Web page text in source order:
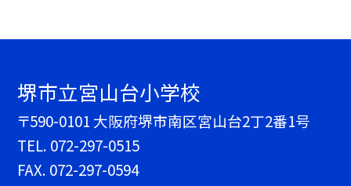
堺市立宮山台小学校
〒590-0101 大阪府堺市南区宮山台2丁2番1号
TEL. 072-297-0515
FAX. 072-297-0594